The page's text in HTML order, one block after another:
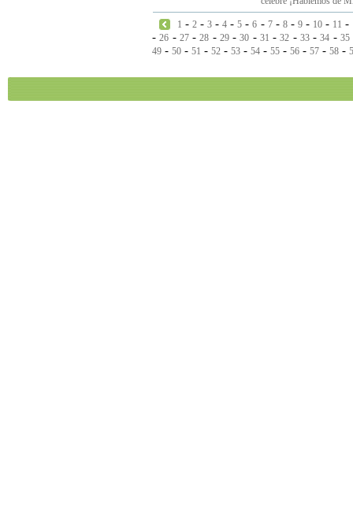
1 -2 -3 -4 -5 -6 - 7- 8- 9- 10- 11 -
-26 - 27-28 - 29-30 - 31 -32 - 33-34 - 35
49 - 50 - 51 - 52 - 53 - 54 - 55 - 56 - 57 - 58 -